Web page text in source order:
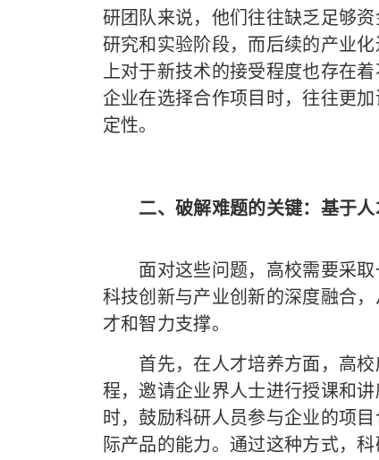
研团队来说，他们往往缺乏足够
研究和实验阶段，而后续的产业
上对于新技术的接受程度也存在
企业在选择合作项目时，往往更
定性。
二、破解难题的关键：基于
面对这些问题，高校需要采取
科技创新与产业创新的深度融合
才和智力支撑。
首先，在人才培养方面，高校
程，邀请企业界人士进行授课和
时，鼓励科研人员参与企业的项
际产品的能力。通过这种方式，